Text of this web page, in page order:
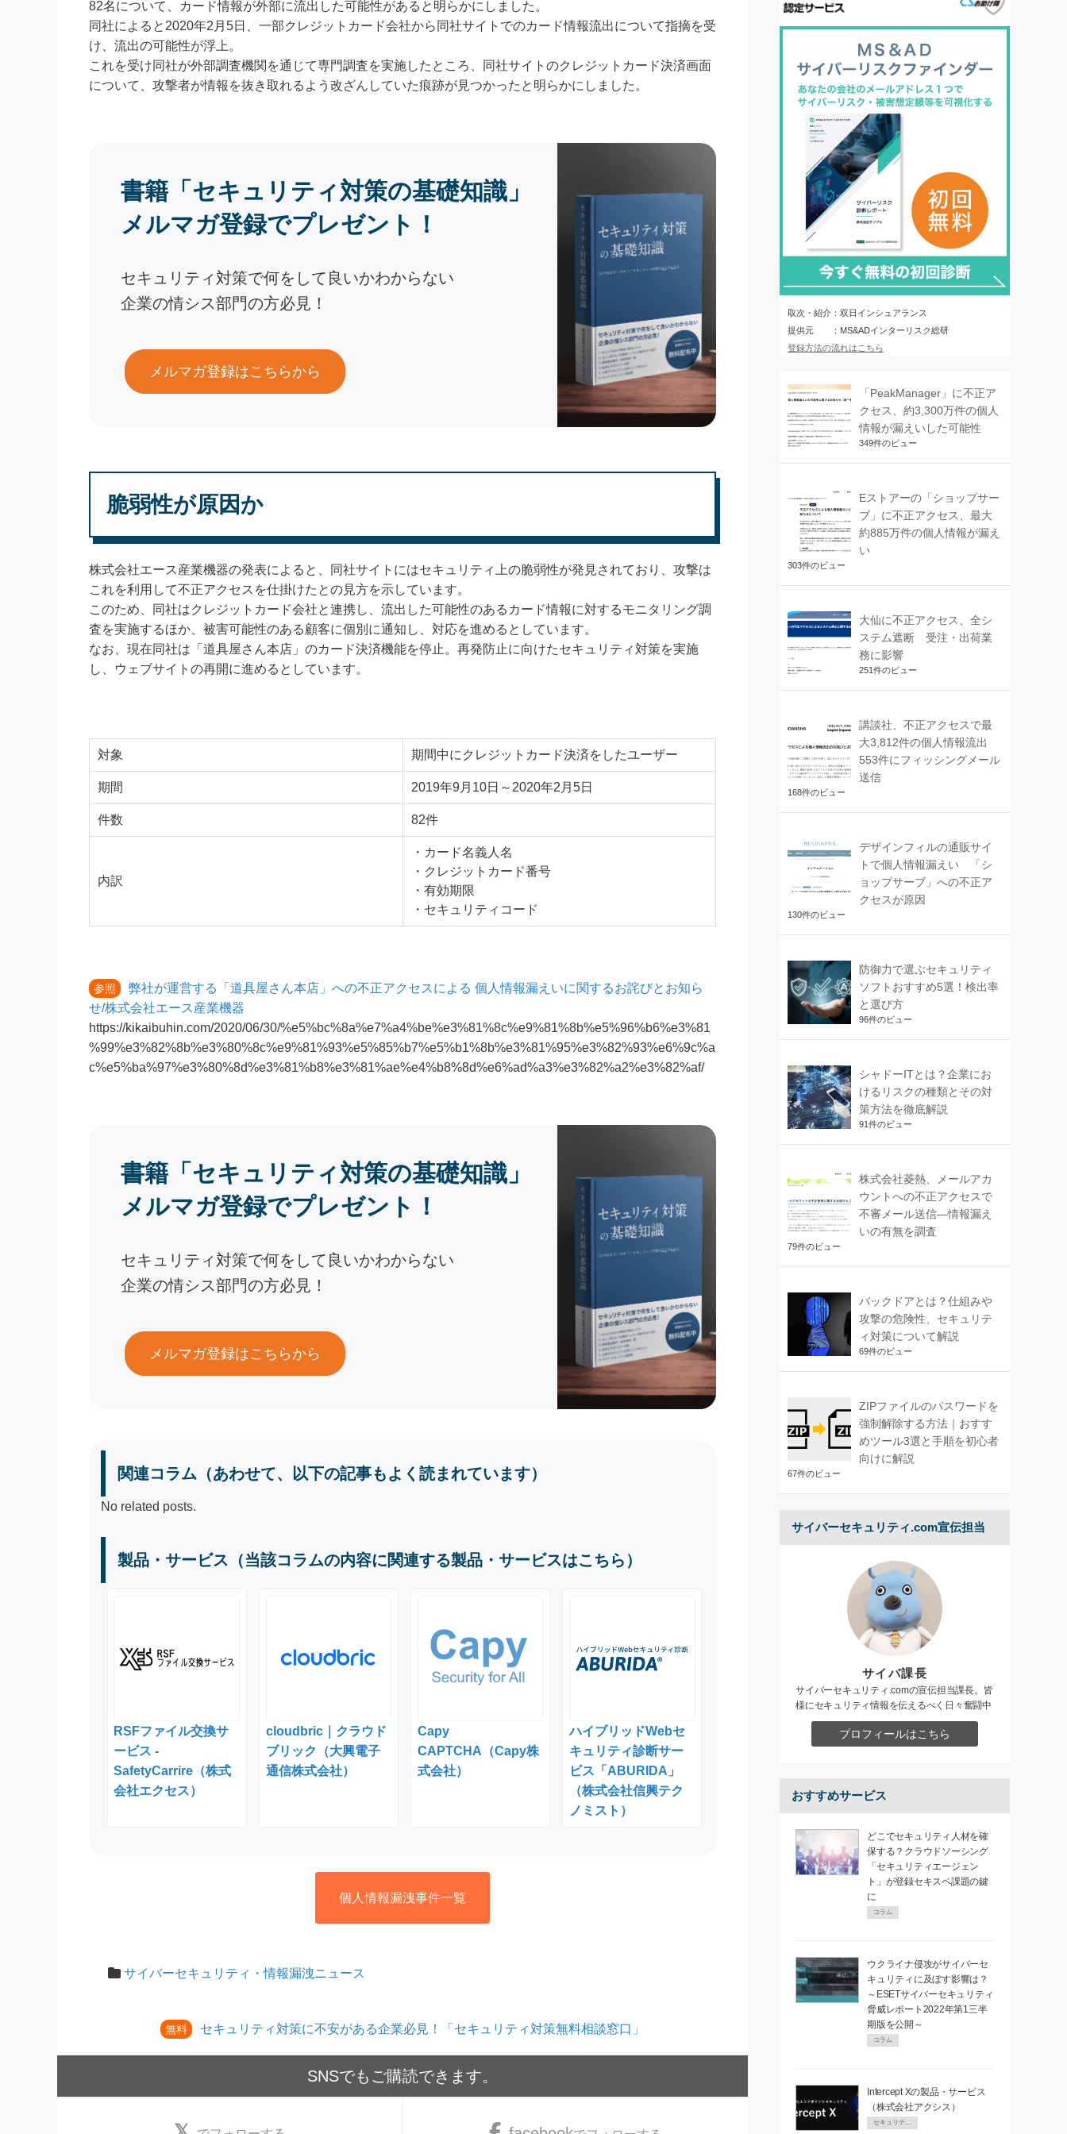
82名について、カード情報が外部に流出した可能性があると明らかにしました。
同社によると2020年2月5日、一部クレジットカード会社から同社サイトでのカード情報流出について指摘を受
け、流出の可能性が浮上。
これを受け同社が外部調査機関を通じて専門調査を実施したところ、同社サイトのクレジットカード決済画面
について、攻撃者が情報を抜き取れるよう改ざんしていた痕跡が見つかったと明らかにしました。
書籍「セキュリティ対策の基礎知識」
メルマガ登録でプレゼント！
セキュリティ対策で何をして良いかわからない
企業の情シス部門の方必見！
メルマガ登録はこちらから
脆弱性が原因か
株式会社エース産業機器の発表によると、同社サイトにはセキュリティ上の脆弱性が発見されており、攻撃は
これを利用して不正アクセスを仕掛けたとの見方を示しています。
このため、同社はクレジットカード会社と連携し、流出した可能性のあるカード情報に対するモニタリング調
査を実施するほか、被害可能性のある顧客に個別に通知し、対応を進めるとしています。
なお、現在同社は「道具屋さん本店」のカード決済機能を停止。再発防止に向けたセキュリティ対策を実施
し、ウェブサイトの再開に進めるとしています。
対象 期間中にクレジットカード決済をしたユーザー
期間 2019年9月10日～2020年2月5日
件数 82件
内訳
・カード名義人名
・クレジットカード番号
・有効期限
・セキュリティコード
参照
弊社が運営する「道具屋さん本店」への不正アクセスによる 個人情報漏えいに関するお詫びとお知ら
せ/株式会社エース産業機器
https://kikaibuhin.com/2020/06/30/%e5%bc%8a%e7%a4%be%e3%81%8c%e9%81%8b%e5%96%b6%e3%81
%99%e3%82%8b%e3%80%8c%e9%81%93%e5%85%b7%e5%b1%8b%e3%81%95%e3%82%93%e6%9c%a
c%e5%ba%97%e3%80%8d%e3%81%b8%e3%81%ae%e4%b8%8d%e6%ad%a3%e3%82%a2%e3%82%af/
書籍「セキュリティ対策の基礎知識」
メルマガ登録でプレゼント！
セキュリティ対策で何をして良いかわからない
企業の情シス部門の方必見！
メルマガ登録はこちらから
関連コラム（あわせて、以下の記事もよく読まれています）
No related posts.
製品・サービス（当該コラムの内容に関連する製品・サービスはこちら）
RSFファイル交換サ
ービス -
SafetyCarrire（株式
会社エクセス）
cloudbric｜クラウド
ブリック（大興電子
通信株式会社）
Capy
CAPTCHA（Capy株
式会社）
ハイブリッドWebセ
キュリティ診断サー
ビス「ABURIDA」
（株式会社信興テク
ノミスト）
個人情報漏洩事件一覧
サイバーセキュリティ・情報漏洩ニュース
無料 セキュリティ対策に不安がある企業必見！「セキュリティ対策無料相談窓口」
SNSでもご購読できます。
取次・紹介：双日インシュアランス
提供元 ：MS&ADインターリスク総研
登録方法の流れはこちら
「PeakManager」に不正ア
クセス、約3,300万件の個人
情報が漏えいした可能性
349件のビュー
Eストアーの「ショップサー
ブ」に不正アクセス、最大
約885万件の個人情報が漏え
い
303件のビュー
大仙に不正アクセス、全シ
ステム遮断 受注・出荷業
務に影響
251件のビュー
講談社、不正アクセスで最
大3,812件の個人情報流出
553件にフィッシングメール
送信
168件のビュー
デザインフィルの通販サイ
トで個人情報漏えい 「シ
ョップサーブ」への不正ア
クセスが原因
130件のビュー
防御力で選ぶセキュリティ
ソフトおすすめ5選！検出率
と選び方
96件のビュー
シャドーITとは？企業にお
けるリスクの種類とその対
策方法を徹底解説
91件のビュー
株式会社菱熱、メールアカ
ウントへの不正アクセスで
不審メール送信―情報漏え
いの有無を調査
79件のビュー
バックドアとは？仕組みや
攻撃の危険性、セキュリテ
ィ対策について解説
69件のビュー
ZIPファイルのパスワードを
強制解除する方法｜おすす
めツール3選と手順を初心者
向けに解説
67件のビュー
サイバーセキュリティ.com宣伝担当
サイバ課長
サイバーセキュリティ.comの宣伝担当課長。皆
様にセキュリティ情報を伝えるべく日々奮闘中
プロフィールはこちら
おすすめサービス
どこでセキュリティ人材を確
保する？クラウドソーシング
「セキュリティエージェン
ト」が登録セキスペ課題の鍵
に
コラム
ウクライナ侵攻がサイバーセ
キュリティに及ぼす影響は？
～ESETサイバーセキュリティ
脅威レポート2022年第1三半
期版を公開～
コラム
Intercept Xの製品・サービス
（株式会社アクシス）
セキュリティPR